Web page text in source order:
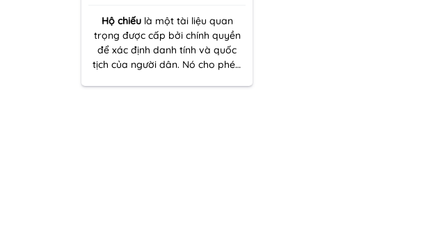
Hộ chiếulà một tài liệu quan
trọng được cấp bởi chính quyền
để xác định danh tính và quốc
tịch của người dân. Nó cho phép